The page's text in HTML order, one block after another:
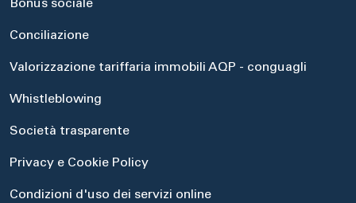
Bonus sociale
Conciliazione
Valorizzazione tariffaria immobili AQP - conguagli
Whistleblowing
Società trasparente
Privacy e Cookie Policy
Condizioni d'uso dei servizi online